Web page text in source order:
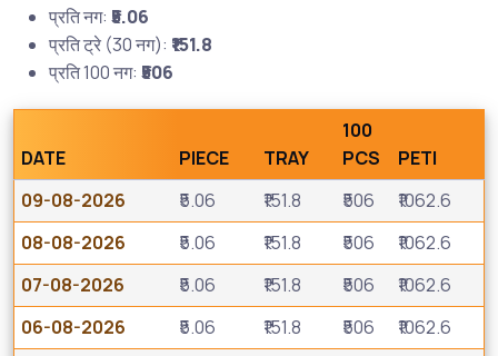
प्रति नग: ₹5.06
प्रति ट्रे (30 नग): ₹151.8
प्रति 100 नग: ₹506
DATE PIECE TRAY
100
PCS
PETI
09-08-2026
₹5.06 ₹151.8 ₹506
₹1062.6
08-08-2026
₹5.06 ₹151.8 ₹506
₹1062.6
07-08-2026
₹5.06 ₹151.8 ₹506
₹1062.6
06-08-2026
₹5.06 ₹151.8 ₹506
₹1062.6